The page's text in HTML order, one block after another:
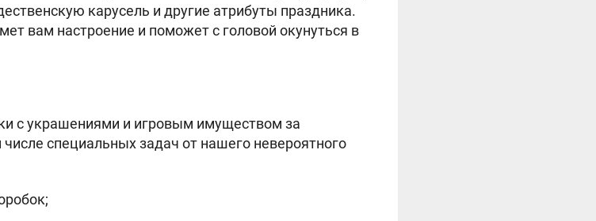
карусель и другие атрибуты праздника.
вам настроение и поможет с головой окунуться в
с украшениями и игровым имуществом за
специальных задач от нашего невероятного